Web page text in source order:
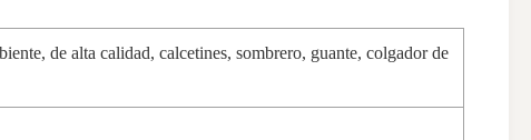
de alta calidad, calcetines, sombrero, guante, colgador de